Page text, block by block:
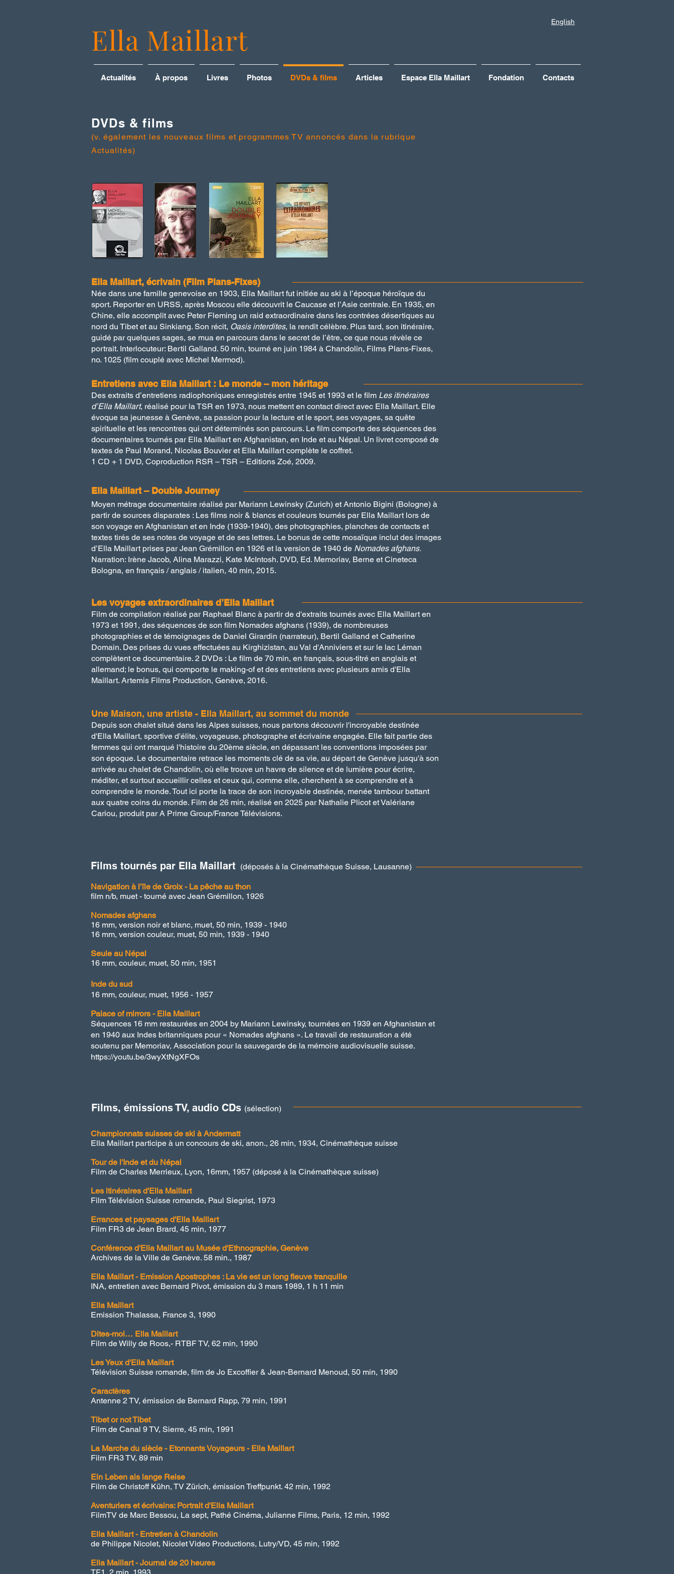
Ella Maillart English
Actualités À propos Livres Photos DVDs & films Articles Espace Ella Maillart Fondation Contacts
DVDs & films
(v. également les nouveaux films et programmes TV annoncés dans la rubrique
Actualités)
Ella Maillart, écrivain (Film Plans-Fixes)
Née dans une famille genevoise en 1903, Ella Maillart fut initiée au ski à l’époque héroïque du
sport. Reporter en URSS, après Moscou elle découvrit le Caucase et l’Asie centrale. En 1935, en
Chine, elle accomplit avec Peter Fleming un raid extraordinaire dans les contrées désertiques au
nord du Tibet et au Sinkiang. Son récit, Oasis interdites, la rendit célèbre. Plus tard, son itinéraire,
guidé par quelques sages, se mua en parcours dans le secret de l’être, ce que nous révèle ce
portrait. Interlocuteur: Bertil Galland. 50 min, tourné en juin 1984 à Chandolin, Films Plans-Fixes,
no. 1025 (film couplé avec Michel Mermod).
Entretiens avec Ella Maillart : Le monde – mon héritage
Des extraits d’entretiens radiophoniques enregistrés entre 1945 et 1993 et le film Les itinéraires
d’Ella Maillart, réalisé pour la TSR en 1973, nous mettent en contact direct avec Ella Maillart. Elle
évoque sa jeunesse à Genève, sa passion pour la lecture et le sport, ses voyages, sa quête
spirituelle et les rencontres qui ont déterminés son parcours. Le film comporte des séquences des
documentaires tournés par Ella Maillart en Afghanistan, en Inde et au Népal. Un livret composé de
textes de Paul Morand, Nicolas Bouvier et Ella Maillart complète le coffret.
1 CD + 1 DVD, Coproduction RSR – TSR – Editions Zoé, 2009.
Ella Maillart – Double Journey
Moyen métrage documentaire réalisé par Mariann Lewinsky (Zurich) et Antonio Bigini (Bologne) à
partir de sources disparates : Les films noir & blancs et couleurs tournés par Ella Maillart lors de
son voyage en Afghanistan et en Inde (1939-1940), des photographies, planches de contacts et
textes tirés de ses notes de voyage et de ses lettres. Le bonus de cette mosaïque inclut des images
d’Ella Maillart prises par Jean Grémillon en 1926 et la version de 1940 de Nomades afghans.
Narration: Irène Jacob, Alina Marazzi, Kate McIntosh. DVD, Ed. Memoriav, Berne et Cineteca
Bologna, en français / anglais / italien, 40 min, 2015.
Les voyages extraordinaires d’Ella Maillart
Film de compilation réalisé par Raphael Blanc à partir de d'extraits tournés avec Ella Maillart en
1973 et 1991, des séquences de son film Nomades afghans (1939), de nombreuses
photographies et de témoignages de Daniel Girardin (narrateur), Bertil Galland et Catherine
Domain. Des prises du vues effectuées au Kirghizistan, au Val d'Anniviers et sur le lac Léman
complètent ce documentaire. 2 DVDs : Le film de 70 min, en français, sous-titré en anglais et
allemand; le bonus, qui comporte le making-of et des entretiens avec plusieurs amis d'Ella
Maillart. Artemis Films Production, Genève, 2016.
Une Maison, une artiste - Ella Maillart, au sommet du monde
Depuis son chalet situé dans les Alpes suisses, nous partons découvrir l'incroyable destinée
d'Ella Maillart, sportive d'élite, voyageuse, photographe et écrivaine engagée. Elle fait partie des
femmes qui ont marqué l'histoire du 20ème siècle, en dépassant les conventions imposées par
son époque. Le documentaire retrace les moments clé de sa vie, au départ de Genève jusqu'à son
arrivée au chalet de Chandolin, où elle trouve un havre de silence et de lumière pour écrire,
méditer, et surtout accueillir celles et ceux qui, comme elle, cherchent à se comprendre et à
comprendre le monde. Tout ici porte la trace de son incroyable destinée, menée tambour battant
aux quatre coins du monde. Film de 26 min, réalisé en 2025 par Nathalie Plicot et Valériane
Cariou, produit par A Prime Group/France Télévisions.​
Films tournés par Ella Maillart (déposés à la Cinémathèque Suisse, Lausanne)
Navigation à l’île de Groix - La pêche au thon
film n/b, muet - tourné avec Jean Grémillon, 1926
Nomades afghans
16 mm, version noir et blanc, muet, 50 min, 1939 - 1940
16 mm, version couleur, muet, 50 min, 1939 - 1940
Seule au Népal
16 mm, couleur, muet, 50 min, 1951
Inde du sud
16 mm, couleur, muet, 1956 - 1957
Palace of mirrors - Ella Maillart
Séquences 16 mm restaurées en 2004 by Mariann Lewinsky, tournées en 1939 en Afghanistan et
en 1940 aux Indes britanniques pour « Nomades afghans ». Le travail de restauration a été
soutenu par Memoriav, Association pour la sauvegarde de la mémoire audiovisuelle suisse.
https://youtu.be/3wyXtNgXFOs
Championnats suisses de ski à Andermatt
Ella Maillart participe à un concours de ski, anon., 26 min, 1934, Cinémathèque suisse
Tour de l'Inde et du Népal
Film de Charles Merrieux, Lyon, 16mm, 1957 (déposé à la Cinémathèque suisse)
Les itinéraires d'Ella Maillart
Film Télévision Suisse romande, Paul Siegrist, 1973
Errances et paysages d'Ella Maillart
Film FR3 de Jean Brard, 45 min, 1977
Conférence d'Ella Maillart au Musée d'Ethnographie, Genève
Archives de la Ville de Genève. 58 min., 1987
Ella Maillart - Emission Apostrophes : La vie est un long fleuve tranquille
INA, entretien avec Bernard Pivot, émission du 3 mars 1989, 1 h 11 min
Ella Maillart
Emission Thalassa, France 3, 1990
Dites-moi… Ella Maillart
Film de Willy de Roos,- RTBF TV, 62 min, 1990
Les Yeux d'Ella Maillart
Télévision Suisse romande, film de Jo Excoffier & Jean-Bernard Menoud, 50 min, 1990
Caractères
Antenne 2 TV, émission de Bernard Rapp, 79 min, 1991
Tibet or not Tibet
Film de Canal 9 TV, Sierre, 45 min, 1991
La Marche du siècle - Etonnants Voyageurs - Ella Maillart
Film FR3 TV, 89 min
Ein Leben als lange Reise
Film de Christoff Kühn, TV Zürich, émission Treffpunkt. 42 min, 1992
Aventuriers et écrivains: Portrait d'Ella Maillart
FilmTV de Marc Bessou, La sept, Pathé Cinéma, Julianne Films, Paris, 12 min, 1992
Ella Maillart - Entretien à Chandolin
de Philippe Nicolet, Nicolet Video Productions, Lutry/VD, 45 min, 1992
Ella Maillart - Journal de 20 heures
Films, émissions TV, audio CDs (sélection)